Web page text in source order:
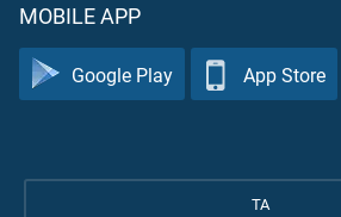
MOBILE APP
Google Play App Store
TA